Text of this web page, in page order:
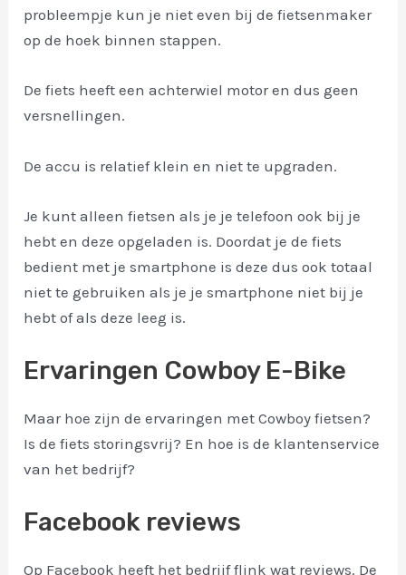
probleempje kun je niet even bij de fietsenmaker
op de hoek binnen stappen.
De fiets heeft een achterwiel motor en dus geen
versnellingen.
De accu is relatief klein en niet te upgraden.
Je kunt alleen fietsen als je je telefoon ook bij je
hebt en deze opgeladen is. Doordat je de fiets
bedient met je smartphone is deze dus ook totaal
niet te gebruiken als je je smartphone niet bij je
hebt of als deze leeg is.
Ervaringen Cowboy E-Bike
Maar hoe zijn de ervaringen met Cowboy fietsen?
Is de fiets storingsvrij? En hoe is de klantenservice
van het bedrijf?
Facebook reviews
Op Facebook heeft het bedrijf flink wat reviews. De